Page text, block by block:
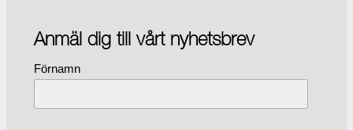
Anmäl dig till vårt nyhetsbrev
Förnamn